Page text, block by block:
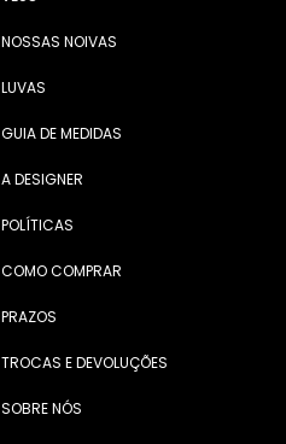
NOSSAS NOIVAS
LUVAS
GUIA DE MEDIDAS
A DESIGNER
POLÍTICAS
COMO COMPRAR
PRAZOS
TROCAS E DEVOLUÇÕES
SOBRE NÓS